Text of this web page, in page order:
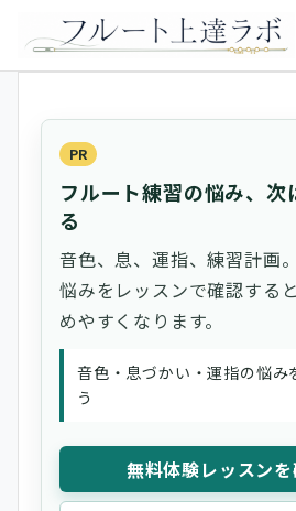
PR
フルート練習の悩み、次
る
音色、息、運指、練習計画
悩みをレッスンで確認する
めやすくなります。
音色・息づかい・運指の悩み
う
無料体験レッスン